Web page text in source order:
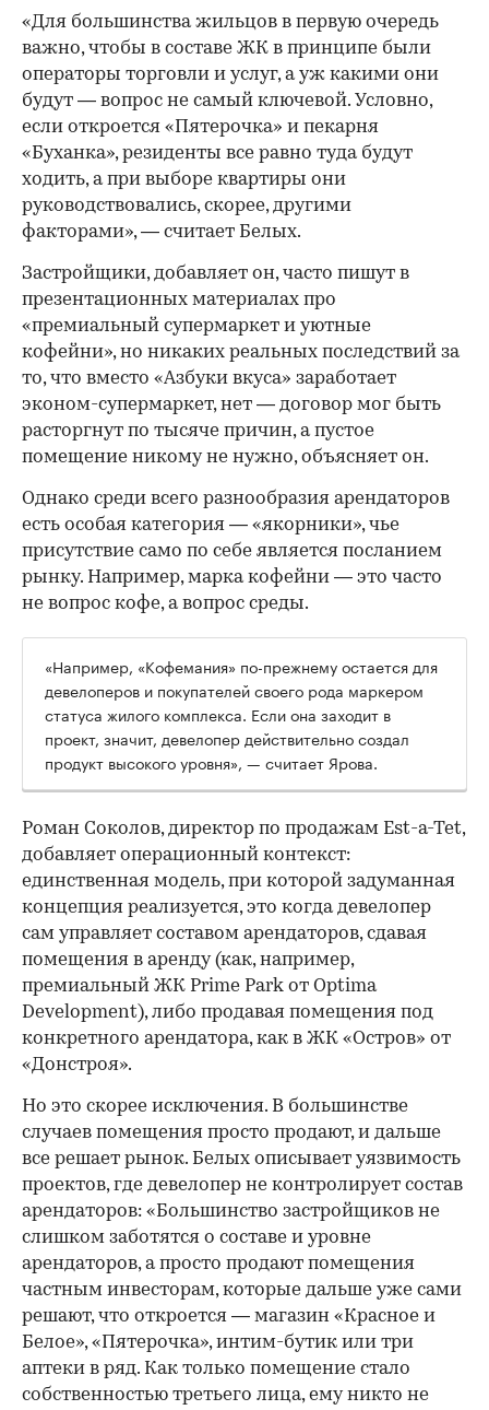
«Для большинства жильцов в первую очередь
важно, чтобы в составе ЖК в принципе были
операторы торговли и услуг, а уж какими они
будут — вопрос не самый ключевой. Условно,
если откроется «Пятерочка» и пекарня
«Буханка», резиденты все равно туда будут
ходить, а при выборе квартиры они
руководствовались, скорее, другими
факторами», — считает Белых.
Застройщики, добавляет он, часто пишут в
презентационных материалах про
«премиальный супермаркет и уютные
кофейни», но никаких реальных последствий за
то, что вместо «Азбуки вкуса» заработает
эконом-супермаркет, нет — договор мог быть
расторгнут по тысяче причин, а пустое
помещение никому не нужно, объясняет он.
Однако среди всего разнообразия арендаторов
есть особая категория — «якорники», чье
присутствие само по себе является посланием
рынку. Например, марка кофейни — это часто
не вопрос кофе, а вопрос среды.
«Например, «Кофемания» по-прежнему остается для
девелоперов и покупателей своего рода маркером
статуса жилого комплекса. Если она заходит в
проект, значит, девелопер действительно создал
продукт высокого уровня», — считает Ярова.
Роман Соколов, директор по продажам Est-a-Tet,
добавляет операционный контекст:
единственная модель, при которой задуманная
концепция реализуется, это когда девелопер
сам управляет составом арендаторов, сдавая
помещения в аренду (как, например,
премиальный ЖК Prime Park от Optima
Development), либо продавая помещения под
конкретного арендатора, как в ЖК «Остров» от
«Донстроя».
Но это скорее исключения. В большинстве
случаев помещения просто продают, и дальше
все решает рынок. Белых описывает уязвимость
проектов, где девелопер не контролирует состав
арендаторов: «Большинство застройщиков не
слишком заботятся о составе и уровне
арендаторов, а просто продают помещения
частным инвесторам, которые дальше уже сами
решают, что откроется — магазин «Красное и
Белое», «Пятерочка», интим-бутик или три
аптеки в ряд. Как только помещение стало
собственностью третьего лица, ему никто не